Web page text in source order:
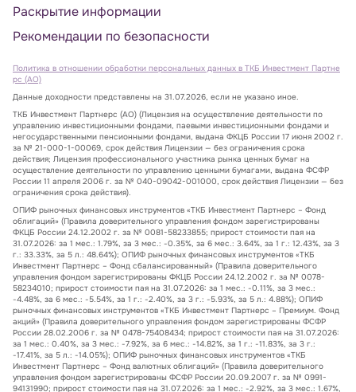
Раскрытие информации
Рекомендации по безопасности
Политика в отношении обработки персональных данных в ТКБ Инвестмент Партне
рс (АО)
Данные доходности представлены на 31.07.2026, если не указано иное.
ТКБ Инвестмент Партнерс (АО) (Лицензия на осуществление деятельности по
управлению инвестиционными фондами, паевыми инвестиционными фондами и
негосударственными пенсионными фондами, выдана ФКЦБ России 17 июня 2002 г.
за № 21-000-1-00069, срок действия Лицензии — без ограничения срока
действия; Лицензия профессионального участника рынка ценных бумаг на
осуществление деятельности по управлению ценными бумагами, выдана ФСФР
России 11 апреля 2006 г. за № 040-09042-001000, срок действия Лицензии — без
ограничения срока действия).
ОПИФ рыночных финансовых инструментов «ТКБ Инвестмент Партнерс – Фонд
облигаций» (Правила доверительного управления фондом зарегистрированы
ФКЦБ России 24.12.2002 г. за № 0081-58233855; прирост стоимости пая на
31.07.2026: за 1 мес.: 1.79%, за 3 мес.: -0.35%, за 6 мес.: 3.64%, за 1 г.: 12.43%, за 3
г.: 33.33%, за 5 л.: 48.64%); ОПИФ рыночных финансовых инструментов «ТКБ
Инвестмент Партнерс – Фонд сбалансированный» (Правила доверительного
управления фондом зарегистрированы ФКЦБ России 24.12.2002 г. за № 0078-
58234010; прирост стоимости пая на 31.07.2026: за 1 мес.: -0.11%, за 3 мес.:
-4.48%, за 6 мес.: -5.54%, за 1 г.: -2.40%, за 3 г.: -5.93%, за 5 л.: 4.88%); ОПИФ
рыночных финансовых инструментов «ТКБ Инвестмент Партнерс – Премиум. Фонд
акций» (Правила доверительного управления фондом зарегистрированы ФСФР
России 28.02.2006 г. за № 0478-75408434; прирост стоимости пая на 31.07.2026:
за 1 мес.: 0.40%, за 3 мес.: -7.92%, за 6 мес.: -14.82%, за 1 г.: -11.83%, за 3 г.:
-17.41%, за 5 л.: -14.05%); ОПИФ рыночных финансовых инструментов «ТКБ
Инвестмент Партнерс – Фонд валютных облигаций» (Правила доверительного
управления фондом зарегистрированы ФСФР России 20.09.2007 г. за № 0991-
94131990; прирост стоимости пая на 31.07.2026: за 1 мес.: -2.92%, за 3 мес.: 1.67%,